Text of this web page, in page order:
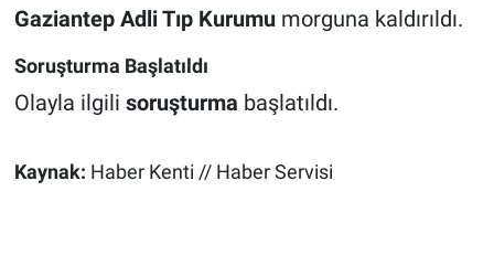
Gaziantep Adli Tıp Kurumumorguna kaldırıldı.
Soruşturma Başlatıldı
Olayla ilgili soruşturma başlatıldı.
Kaynak: Haber Kenti // Haber Servisi